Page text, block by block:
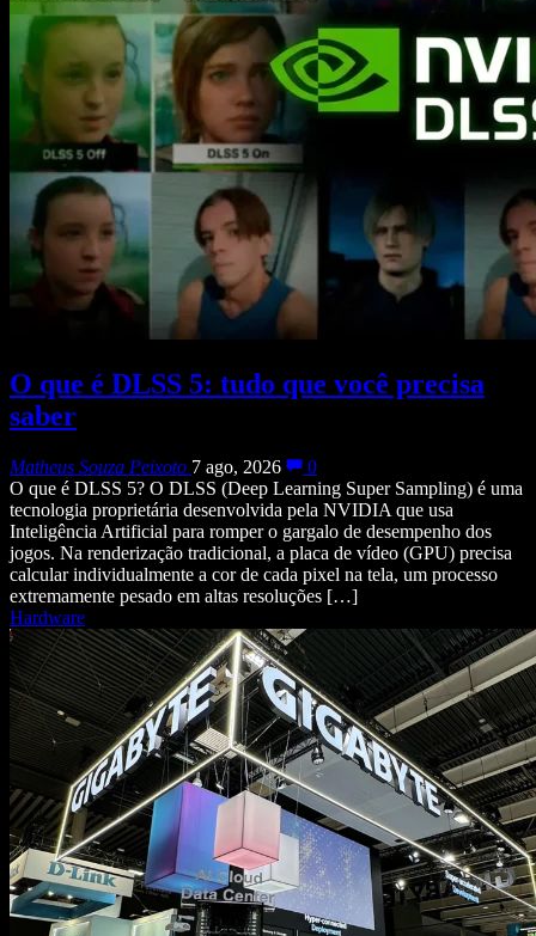
O que é DLSS 5: tudo que você precisa
saber
Matheus Souza Peixoto 7 ago, 2026
0
O que é DLSS 5? O DLSS (Deep Learning Super Sampling) é uma
tecnologia proprietária desenvolvida pela NVIDIA que usa
Inteligência Artificial para romper o gargalo de desempenho dos
jogos. Na renderização tradicional, a placa de vídeo (GPU) precisa
calcular individualmente a cor de cada pixel na tela, um processo
extremamente pesado em altas resoluções […]
Hardware